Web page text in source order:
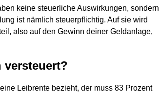
keine steuerliche Auswirkungen, sondern
ist nämlich steuerpflichtig. Auf sie wird
also auf den Gewinn deiner Geldanlage,
versteuert?
Leibrente bezieht, der muss 83 Prozent